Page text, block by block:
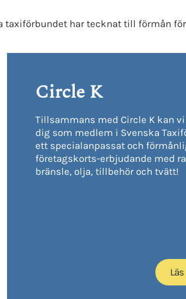
taxiförbundet har tecknat till förmån
Circle K
Tillsammans med Circle K kan
dig som medlem i Svenska
ett specialanpassat och
företagskorts-erbjudande med
bränsle, olja, tillbehör och tvätt!